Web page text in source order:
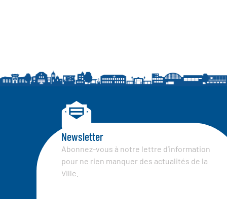
Newsletter
Abonnez-vous à notre lettre d’information
pour ne rien manquer des actualités de la
Ville.